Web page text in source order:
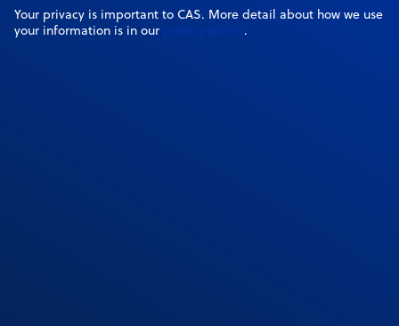
Your privacy is important to CAS. More detail about how we use
your information is in our privacy policy.